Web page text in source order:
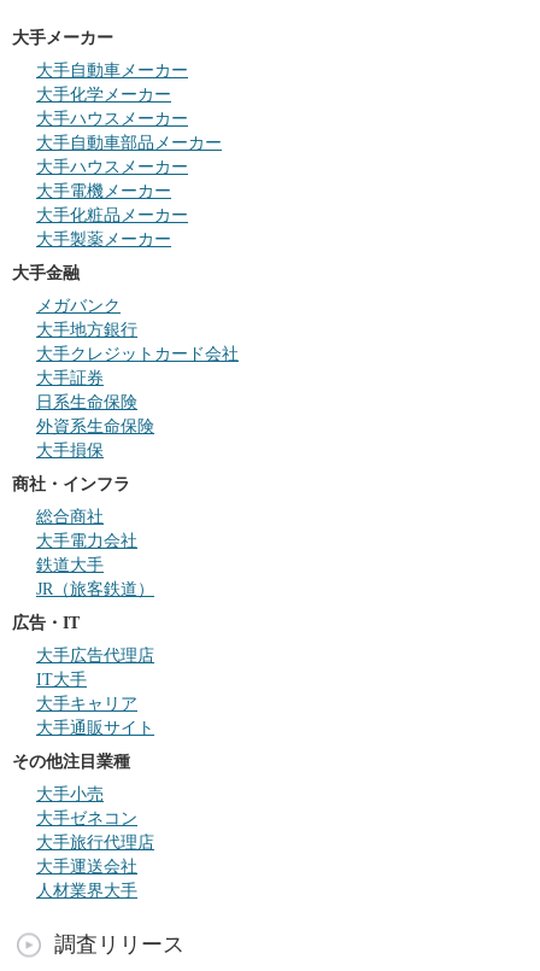
大手メーカー
大手自動車メーカー
大手化学メーカー
大手ハウスメーカー
大手自動車部品メーカー
大手ハウスメーカー
大手電機メーカー
大手化粧品メーカー
大手製薬メーカー
大手金融
メガバンク
大手地方銀行
大手クレジットカード会社
大手証券
日系生命保険
外資系生命保険
大手損保
商社・インフラ
総合商社
大手電力会社
鉄道大手
JR（旅客鉄道）
広告・IT
大手広告代理店
IT大手
大手キャリア
大手通販サイト
その他注目業種
大手小売
大手ゼネコン
大手旅行代理店
大手運送会社
人材業界大手
調査リリース